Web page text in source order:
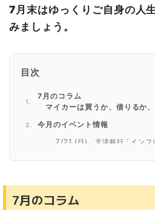
7月末はゆっくりご自身の人
みましょう。
目次
7月のコラム
マイカーは買うか、借りるか
今月のイベント情報
7/21 (日) 北洋銀行「インフ
7/27（土）道新「シニア向け
7月のコラム